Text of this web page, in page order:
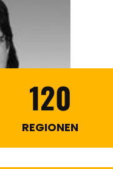
120
REGIONEN